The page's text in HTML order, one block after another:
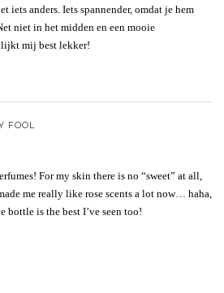
iets anders. Iets spannender, omdat je hem
niet in het midden en een mooie
lijkt mij best lekker!
FOOL
For my skin there is no “sweet” at all,
me really like rose scents a lot now… haha,
bottle is the best I’ve seen too!